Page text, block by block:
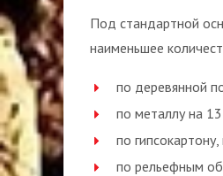
Под стандартной
наименьшее
по деревянной
по металлу на
по
по рельефным